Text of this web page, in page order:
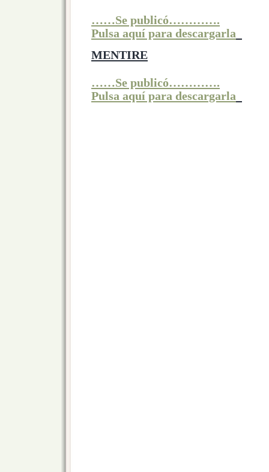
……Se publicó………….
Pulsa aquí para descargarla
MENTIRE
……Se publicó………….
Pulsa aquí para descargarla